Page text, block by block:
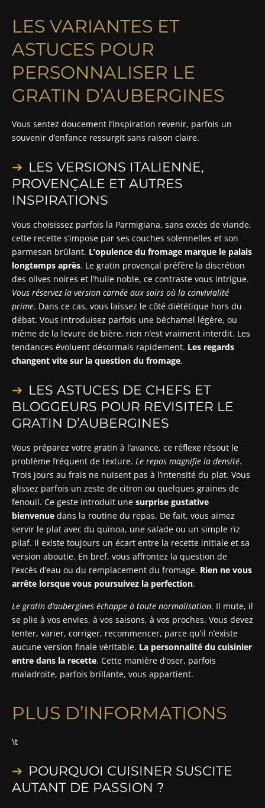
LES VARIANTES ET
ASTUCES POUR
PERSONNALISER LE
GRATIN D’AUBERGINES
Vous sentez doucement l’inspiration revenir, parfois un
souvenir d’enfance ressurgit sans raison claire.
LES VERSIONS ITALIENNE,
PROVENÇALE ET AUTRES
INSPIRATIONS
Vous choisissez parfois la Parmigiana, sans excès de viande,
cette recette s’impose par ses couches solennelles et son
parmesan brûlant. L’opulence du fromage marque le palais
longtemps après. Le gratin provençal préfère la discrétion
des olives noires et l’huile noble, ce contraste vous intrigue.
Vous réservez la version carnée aux soirs où la convivialité
prime. Dans ce cas, vous laissez le côté diététique hors du
débat. Vous introduisez parfois une béchamel légère, ou
même de la levure de bière, rien n’est vraiment interdit. Les
tendances évoluent désormais rapidement. Les regards
changent vite sur la question du fromage.
LES ASTUCES DE CHEFS ET
BLOGGEURS POUR REVISITER LE
GRATIN D’AUBERGINES
Vous préparez votre gratin à l’avance, ce réflexe résout le
problème fréquent de texture. Le repos magnifie la densité.
Trois jours au frais ne nuisent pas à l’intensité du plat. Vous
glissez parfois un zeste de citron ou quelques graines de
fenouil. Ce geste introduit une surprise gustative
bienvenue dans la routine du repas. De fait, vous aimez
servir le plat avec du quinoa, une salade ou un simple riz
pilaf. Il existe toujours un écart entre la recette initiale et sa
version aboutie. En bref, vous affrontez la question de
l’excès d’eau ou du remplacement du fromage. Rien ne vous
arrête lorsque vous poursuivez la perfection.
Le gratin d’aubergines échappe à toute normalisation. Il mute, il
se plie à vos envies, à vos saisons, à vos proches. Vous devez
tenter, varier, corriger, recommencer, parce qu’il n’existe
aucune version finale véritable. La personnalité du cuisinier
entre dans la recette. Cette manière d’oser, parfois
maladroite, parfois brillante, vous appartient.
PLUS D’INFORMATIONS
\t
POURQUOI CUISINER SUSCITE
AUTANT DE PASSION ?